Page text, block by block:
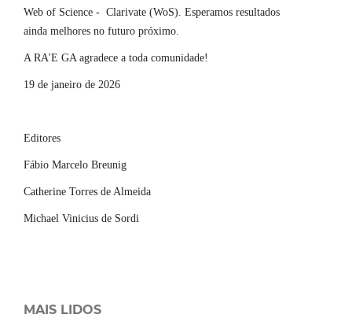
Web of Science - Clarivate (WoS). Esperamos resultados
ainda melhores no futuro próximo.
A RA'E GA agradece a toda comunidade!
19 de janeiro de 2026
Editores
Fábio Marcelo Breunig
Catherine Torres de Almeida
Michael Vinicius de Sordi
MAIS LIDOS